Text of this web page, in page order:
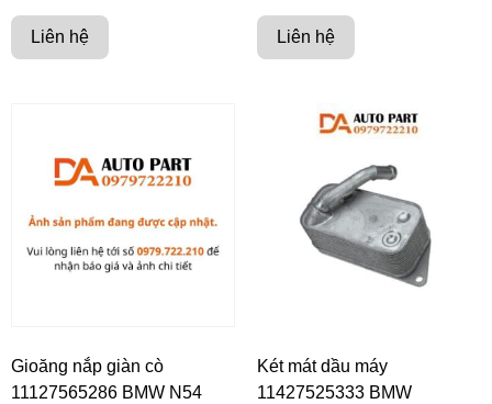
Liên hệ Liên hệ
Gioăng nắp giàn cò
11127565286 BMW N54
Két mát dầu máy
11427525333 BMW